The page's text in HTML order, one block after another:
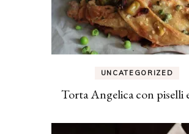
UNCATEGORIZED
Torta Angelica con piselli